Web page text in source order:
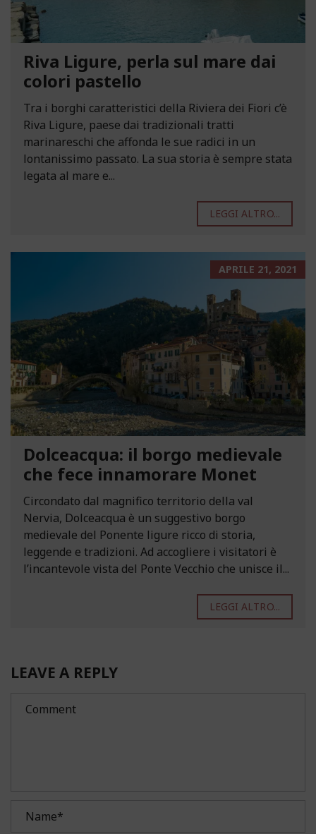
Riva Ligure, perla sul mare dai
colori pastello
Tra i borghi caratteristici della Riviera dei Fiori c’è
Riva Ligure, paese dai tradizionali tratti
marinareschi che affonda le sue radici in un
lontanissimo passato. La sua storia è sempre stata
legata al mare e...
LEGGI ALTRO...
APRILE 21, 2021
Dolceacqua: il borgo medievale
che fece innamorare Monet
Circondato dal magnifico territorio della val
Nervia, Dolceacqua è un suggestivo borgo
medievale del Ponente ligure ricco di storia,
leggende e tradizioni. Ad accogliere i visitatori è
l’incantevole vista del Ponte Vecchio che unisce il...
LEGGI ALTRO...
LEAVE A REPLY